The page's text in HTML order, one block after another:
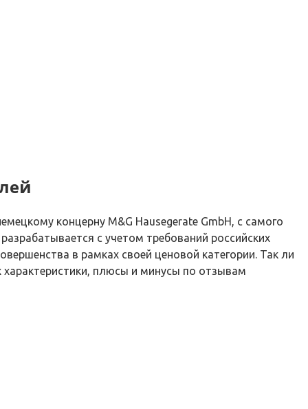
концерну M&G Hausegerate GmbH, с самого
с учетом требований российских
в рамках своей ценовой категории. Так ли
плюсы и минусы по отзывам